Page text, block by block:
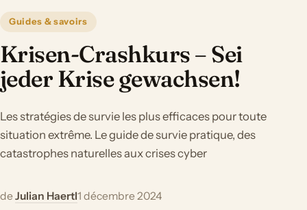
Guides & savoirs
Krisen-Crashkurs – Sei
jeder Krise gewachsen!
Les stratégies de survie les plus efficaces pour toute
situation extrême. Le guide de survie pratique, des
catastrophes naturelles aux crises cyber
deJulian Haertl1 décembre 2024